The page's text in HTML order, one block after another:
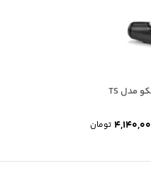
اسپیکر بلوتوث تسکو مدل TS
تومان